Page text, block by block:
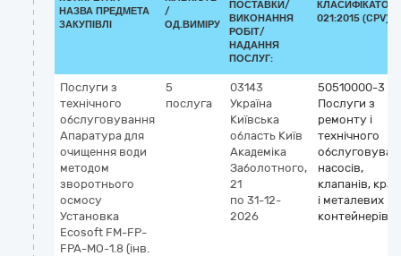
НАЗВА ПРЕДМЕТА
ЗАКУПІВЛІ
/
ОД.ВИМІРУ
ПОСТАВКИ/
ВИКОНАННЯ
РОБІТ/
НАДАННЯ
ПОСЛУГ:
КЛАСИФІКАТОР
021:2015 (CPV)
Послуги з
технічного
обслуговування
Апаратура для
очищення води
методом
зворотнього
осмосу
Установка
Ecosoft FM-FP-
FPA-MO-1.8 (інв.
5
послуга
03143
Україна
Київська
область Київ
Академіка
Заболотного,
21
по 31-12-
2026
50510000-3
Послуги з
ремонту і
технічного
насосів,
клапанів,
і металевих
контейнерів